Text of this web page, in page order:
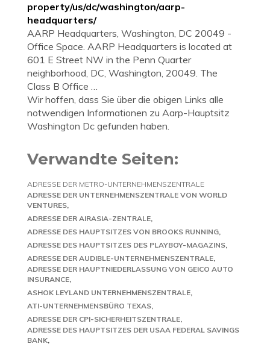
property/us/dc/washington/aarp-
headquarters/
AARP Headquarters, Washington, DC 20049 -
Office Space. AARP Headquarters is located at
601 E Street NW in the Penn Quarter
neighborhood, DC, Washington, 20049. The
Class B Office …
Wir hoffen, dass Sie über die obigen Links alle
notwendigen Informationen zu Aarp-Hauptsitz
Washington Dc gefunden haben.
Verwandte Seiten:
ADRESSE DER METRO-UNTERNEHMENSZENTRALE
ADRESSE DER UNTERNEHMENSZENTRALE VON WORLD
VENTURES
ADRESSE DER AIRASIA-ZENTRALE
ADRESSE DES HAUPTSITZES VON BROOKS RUNNING
ADRESSE DES HAUPTSITZES DES PLAYBOY-MAGAZINS
ADRESSE DER AUDIBLE-UNTERNEHMENSZENTRALE
ADRESSE DER HAUPTNIEDERLASSUNG VON GEICO AUTO
INSURANCE
ASHOK LEYLAND UNTERNEHMENSZENTRALE
ATI-UNTERNEHMENSBÜRO TEXAS
ADRESSE DER CPI-SICHERHEITSZENTRALE
ADRESSE DES HAUPTSITZES DER USAA FEDERAL SAVINGS
BANK